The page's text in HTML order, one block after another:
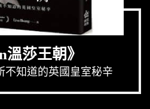
溫莎王朝》
不知道的英國皇室秘辛